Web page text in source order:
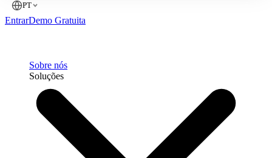
PT
EntrarDemo Gratuita
Sobre nós
Soluções